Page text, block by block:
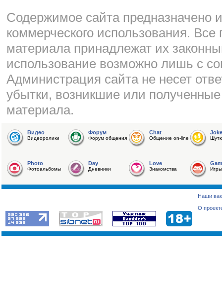
Cодержимое сайта предназначено
коммерческого использования.
материала принадлежат их
использование возможно лишь с
Администрация сайта не несет
убытки, возникшие или
материала.
Видео
Видеоролики
Форум
Форум общения
Chat
Общение on-line
Joke
Photo
Фотоальбомы
Day
Дневники
Love
Знакомства Игры
Наши
О